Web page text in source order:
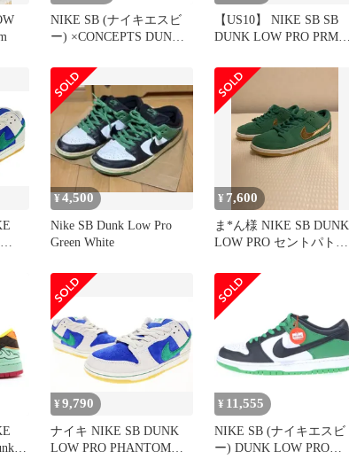
NIKE SB (ナイキエスビ
ー) ×CONCEPTS DUNK
SPECIAL BOX BV1310-
337 コンセプツ ダンク グ
リーンロブスター スペシ
ャルボックス ローカット
スニーカー
【US10】 NIKE SB SB
DUNK LOW PRO PRM
ン
ル
¥4,500
Nike SB Dunk Low Pro
Green White
¥ 7,600
ま*ん様 NIKE SB DUNK
LOW PRO セントパトリ
¥9,790
ナイキ NIKE SB DUNK
LOW PRO PHANTOM
¥ 11,555
NIKE SB (ナイキエスビ
ー) DUNK LOW PRO